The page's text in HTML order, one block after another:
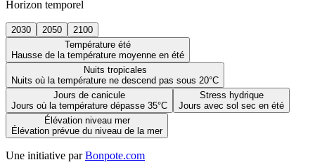
Horizon temporel
2030 2050
2100
Température été
Hausse de la température moyenne en été
Nuits tropicales
Nuits où la température ne descend pas sous 20°C
Jours de canicule
Jours où la température dépasse 35°C
Stress hydrique
Jours avec sol sec en été
Élévation niveau mer
Élévation prévue du niveau de la mer
Une initiative par Bonpote.com